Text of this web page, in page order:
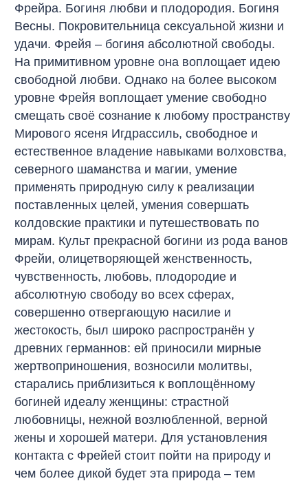
Фрейра. Богиня любви и плодородия. Богиня
Весны. Покровительница сексуальной жизни и
удачи. Фрейя – богиня абсолютной свободы.
На примитивном уровне она воплощает идею
свободной любви. Однако на более высоком
уровне Фрейя воплощает умение свободно
смещать своё сознание к любому пространству
Мирового ясеня Игдрассиль, свободное и
естественное владение навыками волховства,
северного шаманства и магии, умение
применять природную силу к реализации
поставленных целей, умения совершать
колдовские практики и путешествовать по
мирам. Культ прекрасной богини из рода ванов
Фрейи, олицетворяющей женственность,
чувственность, любовь, плодородие и
абсолютную свободу во всех сферах,
совершенно отвергающую насилие и
жестокость, был широко распространён у
древних германнов: ей приносили мирные
жертвоприношения, возносили молитвы,
старались приблизиться к воплощённому
богиней идеалу женщины: страстной
любовницы, нежной возлюбленной, верной
жены и хорошей матери. Для установления
контакта с Фрейей стоит пойти на природу и
чем более дикой будет эта природа – тем